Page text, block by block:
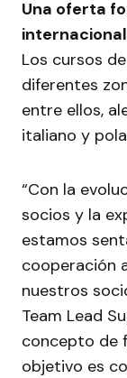
Una oferta
internacional
Los cursos
diferentes
entre ellos,
italiano y
“Con la
socios y la
estamos
cooperación
nuestros
Team Lead
concepto de
objetivo es